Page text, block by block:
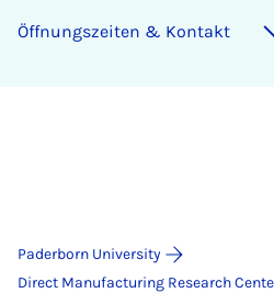
Öffnung­szeiten & Kon­takt
Paderborn University
Direct Manufacturing Research